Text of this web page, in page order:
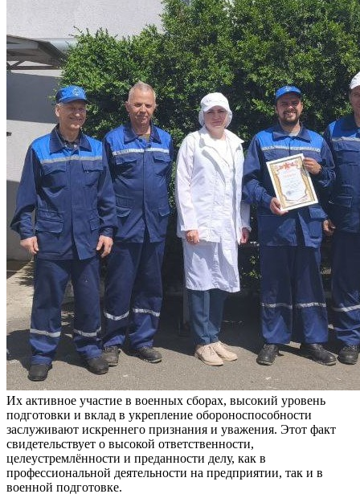
Их активное участие в военных сборах, высокий уровень
подготовки и вклад в укрепление обороноспособности
заслуживают искреннего признания и уважения. Этот факт
свидетельствует о высокой ответственности,
целеустремлённости и преданности делу, как в
профессиональной деятельности на предприятии, так и в
военной подготовке.